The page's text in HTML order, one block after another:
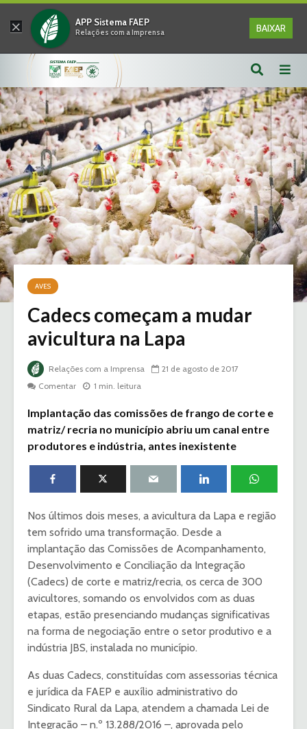
× APP Sistema FAEP
Relações com a Imprensa BAIXAR
AVES
Cadecs começam a mudar
avicultura na Lapa
Relações com a Imprensa
21 de agosto de 2017
Comentar
1 min. leitura
Implantação das comissões de frango de corte e
matriz/ recria no município abriu um canal entre
produtores e indústria, antes inexistente
Nos últimos dois meses, a avicultura da Lapa e região
tem sofrido uma transformação. Desde a
implantação das Comissões de Acompanhamento,
Desenvolvimento e Conciliação da Integração
(Cadecs) de corte e matriz/recria, os cerca de 300
avicultores, somando os envolvidos com as duas
etapas, estão presenciando mudanças significativas
na forma de negociação entre o setor produtivo e a
indústria JBS, instalada no município.
As duas Cadecs, constituídas com assessorias técnica
e jurídica da FAEP e auxílio administrativo do
Sindicato Rural da Lapa, atendem a chamada Lei de
Integração – n.º 13.288/2016 –, aprovada pelo